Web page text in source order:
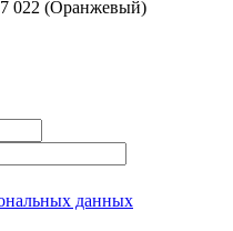
022 (Оранжевый)
данных